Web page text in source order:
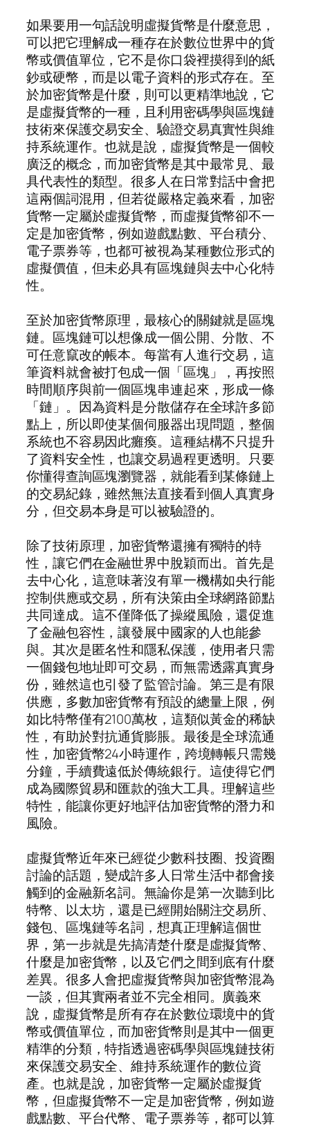
如果要用一句話說明虛擬貨幣是什麼意思，
可以把它理解成一種存在於數位世界中的貨
幣或價值單位，它不是你口袋裡摸得到的紙
鈔或硬幣，而是以電子資料的形式存在。至
於加密貨幣是什麼，則可以更精準地說，它
是虛擬貨幣的一種，且利用密碼學與區塊鏈
技術來保護交易安全、驗證交易真實性與維
持系統運作。也就是說，虛擬貨幣是一個較
廣泛的概念，而加密貨幣是其中最常見、最
具代表性的類型。很多人在日常對話中會把
這兩個詞混用，但若從嚴格定義來看，加密
貨幣一定屬於虛擬貨幣，而虛擬貨幣卻不一
定是加密貨幣，例如遊戲點數、平台積分、
電子票券等，也都可被視為某種數位形式的
虛擬價值，但未必具有區塊鏈與去中心化特
性。
至於加密貨幣原理，最核心的關鍵就是區塊
鏈。區塊鏈可以想像成一個公開、分散、不
可任意竄改的帳本。每當有人進行交易，這
筆資料就會被打包成一個「區塊」，再按照
時間順序與前一個區塊串連起來，形成一條
「鏈」。因為資料是分散儲存在全球許多節
點上，所以即使某個伺服器出現問題，整個
系統也不容易因此癱瘓。這種結構不只提升
了資料安全性，也讓交易過程更透明。只要
你懂得查詢區塊瀏覽器，就能看到某條鏈上
的交易紀錄，雖然無法直接看到個人真實身
分，但交易本身是可以被驗證的。
除了技術原理，加密貨幣還擁有獨特的特
性，讓它們在金融世界中脫穎而出。首先是
去中心化，這意味著沒有單一機構如央行能
控制供應或交易，所有決策由全球網路節點
共同達成。這不僅降低了操縱風險，還促進
了金融包容性，讓發展中國家的人也能參
與。其次是匿名性和隱私保護，使用者只需
一個錢包地址即可交易，而無需透露真實身
份，雖然這也引發了監管討論。第三是有限
供應，多數加密貨幣有預設的總量上限，例
如比特幣僅有2100萬枚，這類似黃金的稀缺
性，有助於對抗通貨膨脹。最後是全球流通
性，加密貨幣24小時運作，跨境轉帳只需幾
分鐘，手續費遠低於傳統銀行。這使得它們
成為國際貿易和匯款的強大工具。理解這些
特性，能讓你更好地評估加密貨幣的潛力和
風險。
虛擬貨幣近年來已經從少數科技圈、投資圈
討論的話題，變成許多人日常生活中都會接
觸到的金融新名詞。無論你是第一次聽到比
特幣、以太坊，還是已經開始關注交易所、
錢包、區塊鏈等名詞，想真正理解這個世
界，第一步就是先搞清楚什麼是虛擬貨幣、
什麼是加密貨幣，以及它們之間到底有什麼
差異。很多人會把虛擬貨幣與加密貨幣混為
一談，但其實兩者並不完全相同。廣義來
說，虛擬貨幣是所有存在於數位環境中的貨
幣或價值單位，而加密貨幣則是其中一個更
精準的分類，特指透過密碼學與區塊鏈技術
來保護交易安全、維持系統運作的數位資
產。也就是說，加密貨幣一定屬於虛擬貨
幣，但虛擬貨幣不一定是加密貨幣，例如遊
戲點數、平台代幣、電子票券等，都可以算